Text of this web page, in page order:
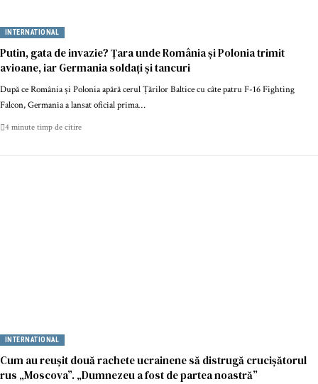
INTERNATIONAL
Putin, gata de invazie? Țara unde România și Polonia trimit
avioane, iar Germania soldați și tancuri
După ce România și Polonia apără cerul Țărilor Baltice cu câte patru F-16 Fighting
Falcon, Germania a lansat oficial prima…
4 minute timp de citire
INTERNATIONAL
Cum au reușit două rachete ucrainene să distrugă crucișătorul
rus „Moscova”. „Dumnezeu a fost de partea noastră”